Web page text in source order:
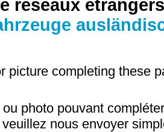
réseaux
picture completing these
photo pouvant
nous envoyer